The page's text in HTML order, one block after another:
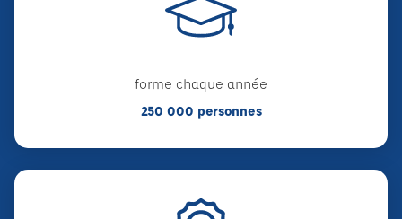
forme chaque année
250 000 personnes